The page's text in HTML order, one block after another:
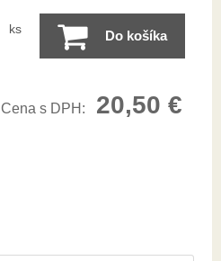
ks Do košíka
Cena s DPH: 20,50 €